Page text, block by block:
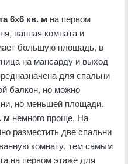
6х6 кв. м на первом
ванная комната и
большую площадь, в
на мансарду и выход
для спальни
балкон, но можно
но меньшей площади.
м немного проще. На
разместить две спальни
комнату, тем самым
на первом этаже для